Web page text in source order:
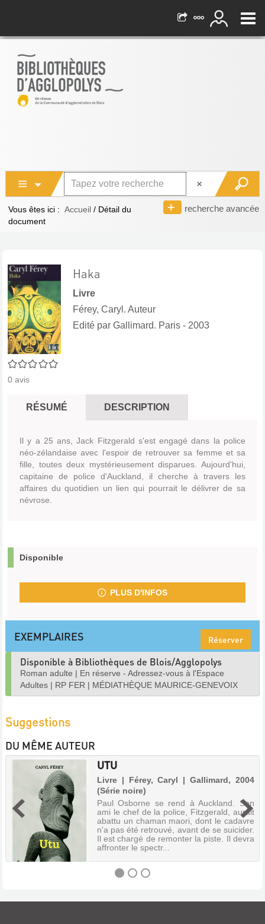
recherche avancée
Vous êtes ici : Accueil / Détail du
document
0/5
0 avis
Haka
Livre
Férey, Caryl. Auteur
Edité par Gallimard. Paris - 2003
RÉSUMÉ DESCRIPTION
Il y a 25 ans, Jack Fitzgerald s'est engagé dans la police
néo-zélandaise avec l'espoir de retrouver sa femme et sa
fille, toutes deux mystérieusement disparues. Aujourd'hui,
capitaine de police d'Auckland, il cherche à travers les
affaires du quotidien un lien qui pourrait le délivrer de sa
névrose.
Disponible
PLUS D'INFOS
EXEMPLAIRES Réserver
Disponible à Bibliothèques de Blois/Agglopolys
Roman adulte | En réserve - Adressez-vous à l'Espace
Adultes | RP FER | MÉDIATHÈQUE MAURICE-GENEVOIX
Suggestions
DU MÊME AUTEUR
UTU
Livre | Férey, Caryl | Gallimard, 2004
(Série noire)
Paul Osborne se rend à Auckland. Son
ami le chef de la police, Fitzgerald, aurait
abattu un chaman maori, dont le cadavre
n'a pas été retrouvé, avant de se suicider.
Il est chargé de remonter la piste. Il devra
affronter le spectr...